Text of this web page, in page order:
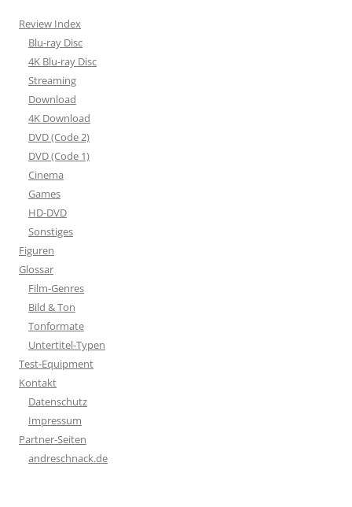
Review Index
Blu-ray Disc
4K Blu-ray Disc
Streaming
Download
4K Download
DVD (Code 2)
DVD (Code 1)
Cinema
Games
HD-DVD
Sonstiges
Figuren
Glossar
Film-Genres
Bild & Ton
Tonformate
Untertitel-Typen
Test-Equipment
Kontakt
Datenschutz
Impressum
Partner-Seiten
andreschnack.de